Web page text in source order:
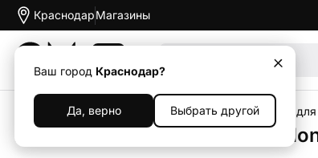
Краснодар
Ваш город Краснодар?
Да, верно Выбрать другой
Магазины
Каталог Аксессуары Чехлы Чехлы
Клип-кейс (накладка) UAG